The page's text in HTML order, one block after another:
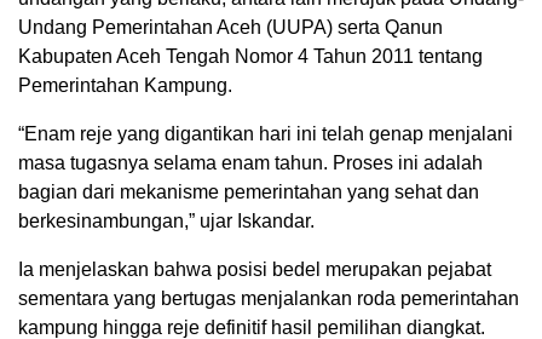
Undang Pemerintahan Aceh (UUPA) serta Qanun
Kabupaten Aceh Tengah Nomor 4 Tahun 2011 tentang
Pemerintahan Kampung.
“Enam reje yang digantikan hari ini telah genap menjalani
masa tugasnya selama enam tahun. Proses ini adalah
bagian dari mekanisme pemerintahan yang sehat dan
berkesinambungan,” ujar Iskandar.
Ia menjelaskan bahwa posisi bedel merupakan pejabat
sementara yang bertugas menjalankan roda pemerintahan
kampung hingga reje definitif hasil pemilihan diangkat.